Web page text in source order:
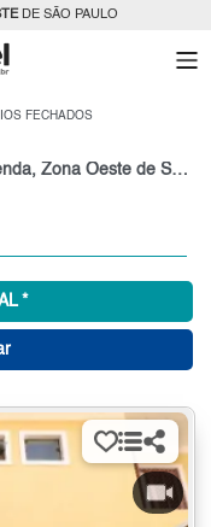
DE SÃO PAULO
FECHADOS
Condomínios Fechados Vila Ipojuca à Venda, Zona Oeste de São Paulo
*